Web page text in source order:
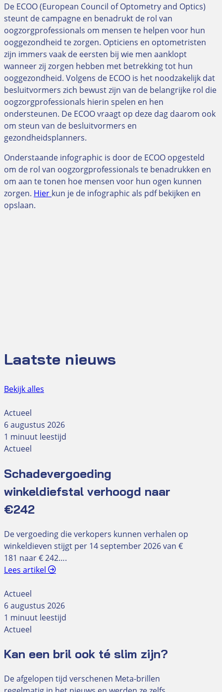
De ECOO (European Council of Optometry and Optics)
steunt de campagne en benadrukt de rol van
oogzorgprofessionals om mensen te helpen voor hun
ooggezondheid te zorgen. Opticiens en optometristen
zijn immers vaak de eersten bij wie men aanklopt
wanneer zij zorgen hebben met betrekking tot hun
ooggezondheid. Volgens de ECOO is het noodzakelijk dat
besluitvormers zich bewust zijn van de belangrijke rol die
oogzorgprofessionals hierin spelen en hen
ondersteunen. De ECOO vraagt op deze dag daarom ook
om steun van de besluitvormers en
gezondheidsplanners.
Onderstaande infographic is door de ECOO opgesteld
om de rol van oogzorgprofessionals te benadrukken en
om aan te tonen hoe mensen voor hun ogen kunnen
zorgen. Hier kun je de infographic als pdf bekijken en
opslaan.
Laatste nieuws
Bekijk alles
Actueel
6 augustus 2026
1 minuut leestijd
Actueel
Schadevergoeding
winkeldiefstal verhoogd naar
€242
De vergoeding die verkopers kunnen verhalen op
winkeldieven stijgt per 14 september 2026 van €
181 naar € 242….
Lees artikel
Actueel
6 augustus 2026
1 minuut leestijd
Actueel
Kan een bril ook té slim zijn?
De afgelopen tijd verschenen Meta-brillen